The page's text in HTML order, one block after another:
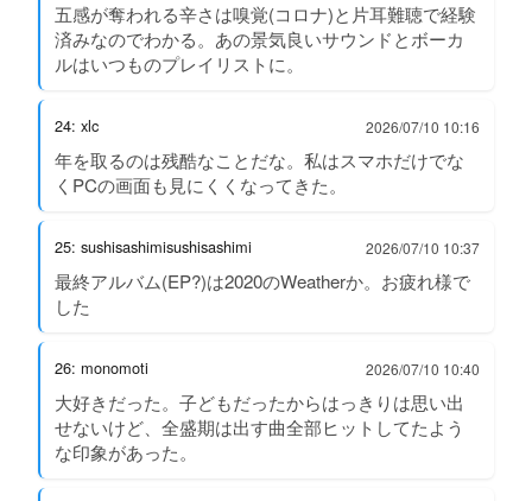
五感が奪われる辛さは嗅覚(コロナ)と片耳難聴で経験
済みなのでわかる。あの景気良いサウンドとボーカ
ルはいつものプレイリストに。
24: xlc 2026/07/10 10:16
年を取るのは残酷なことだな。私はスマホだけでな
くPCの画面も見にくくなってきた。
25: sushisashimisushisashimi 2026/07/10 10:37
最終アルバム(EP?)は2020のWeatherか。お疲れ様で
した
26: monomoti 2026/07/10 10:40
大好きだった。子どもだったからはっきりは思い出
せないけど、全盛期は出す曲全部ヒットしてたよう
な印象があった。